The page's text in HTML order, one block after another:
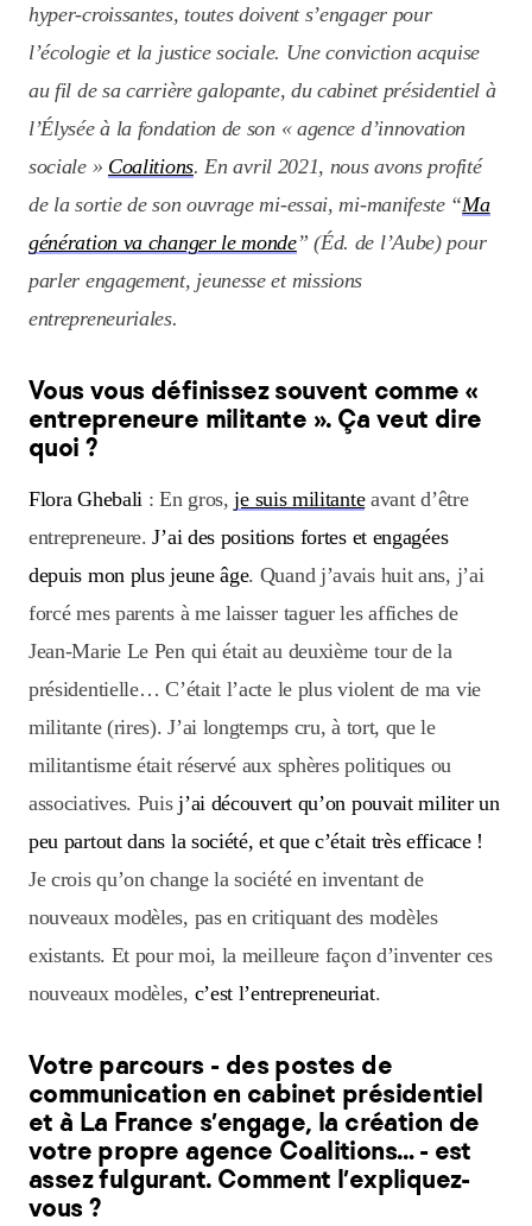
hyper-croissantes, toutes doivent s’engager pour
l’écologie et la justice sociale. Une conviction acquise
au fil de sa carrière galopante, du cabinet présidentiel à
l’Élysée à la fondation de son « agence d’innovation
sociale » Coalitions. En avril 2021, nous avons profité
de la sortie de son ouvrage mi-essai, mi-manifeste “Ma
génération va changer le monde” (Éd. de l’Aube) pour
parler engagement, jeunesse et missions
entrepreneuriales.
Vous vous définissez souvent comme «
entrepreneure militante ». Ça veut dire
quoi ?
Flora Ghebali : En gros,je suis militanteavant d’être
entrepreneure.J’ai des positions fortes et engagées
depuis mon plus jeune âge. Quand j’avais huit ans, j’ai
forcé mes parents à me laisser taguer les affiches de
Jean-Marie Le Pen qui était au deuxième tour de la
présidentielle… C’était l’acte le plus violent de ma vie
militante (rires). J’ai longtemps cru, à tort, que le
militantisme était réservé aux sphères politiques ou
associatives. Puisj’ai découvert qu’on pouvait militer un
peu partout dans la société, et que c’était très efficace !
Je crois qu’on change la société en inventant de
nouveaux modèles, pas en critiquant des modèles
existants. Et pour moi, la meilleure façon d’inventer ces
nouveaux modèles, c’est l’entrepreneuriat.
Votre parcours - des postes de
communication en cabinet présidentiel
et à La France s’engage, la création de
votre propre agence Coalitions… - est
assez fulgurant. Comment l’expliquez-
vous ?